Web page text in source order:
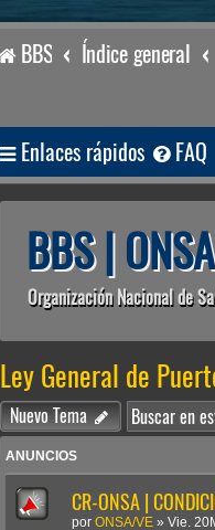
BBS Índice general
Enlaces rápidos FAQ
BBS |
Organización Nacional de
Ley General de
Nuevo Tema
ANUNCIOS
CR-ONSA |
por ONSA/VE » Vie.